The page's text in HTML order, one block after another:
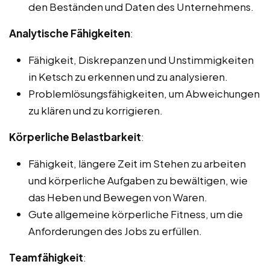
den Beständen und Daten des Unternehmens.
Analytische Fähigkeiten:
Fähigkeit, Diskrepanzen und Unstimmigkeiten
in Ketsch zu erkennen und zu analysieren.
Problemlösungsfähigkeiten, um Abweichungen
zu klären und zu korrigieren.
Körperliche Belastbarkeit:
Fähigkeit, längere Zeit im Stehen zu arbeiten
und körperliche Aufgaben zu bewältigen, wie
das Heben und Bewegen von Waren.
Gute allgemeine körperliche Fitness, um die
Anforderungen des Jobs zu erfüllen.
Teamfähigkeit: